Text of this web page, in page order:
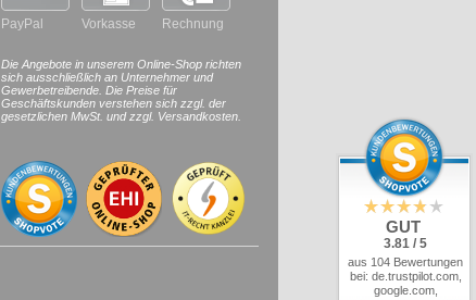
PayPal Vorkasse Rechnung
Die Angebote in unserem Online-Shop richten
sich ausschließlich an Unternehmer und
Gewerbetreibende. Die Preise für
Geschäftskunden verstehen sich zzgl. der
gesetzlichen MwSt. und zzgl. Versandkosten.
GUT
3.81 / 5
aus 104 Bewertungen
bei: de.trustpilot.com,
google.com,